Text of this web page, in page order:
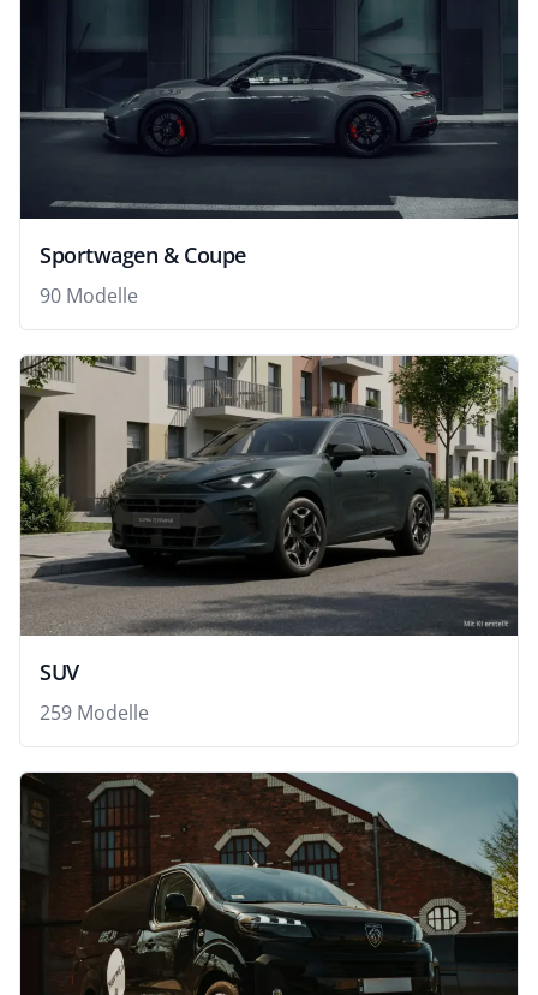
Sportwagen & Coupe
90 Modelle
SUV
259 Modelle